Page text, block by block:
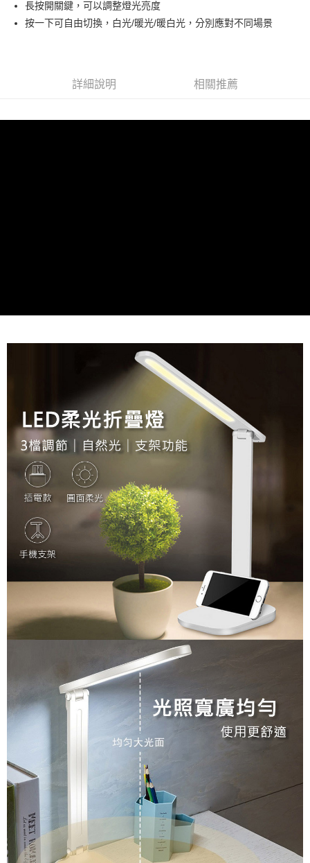
Google Pay
每筆NT$60，滿NT$598(含以上)免運費
每筆NT$60，滿NT$800(含以上)免運費
外島宅配
每筆NT$100
長按開關鍵，可以調整燈光亮度
按一下可自由切換，白光/暖光/暖白光，分別應對不同場景
詳細說明 相關推薦